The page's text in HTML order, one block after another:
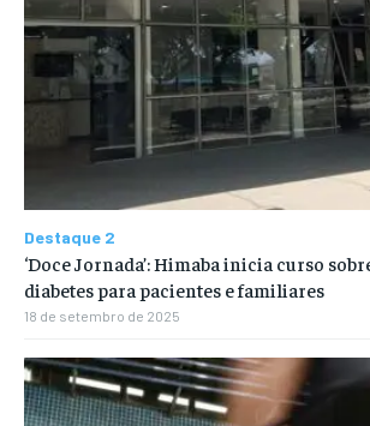
Destaque 2
‘Doce Jornada’: Himaba inicia curso
diabetes para pacientes e familiares
18 de setembro de 2025